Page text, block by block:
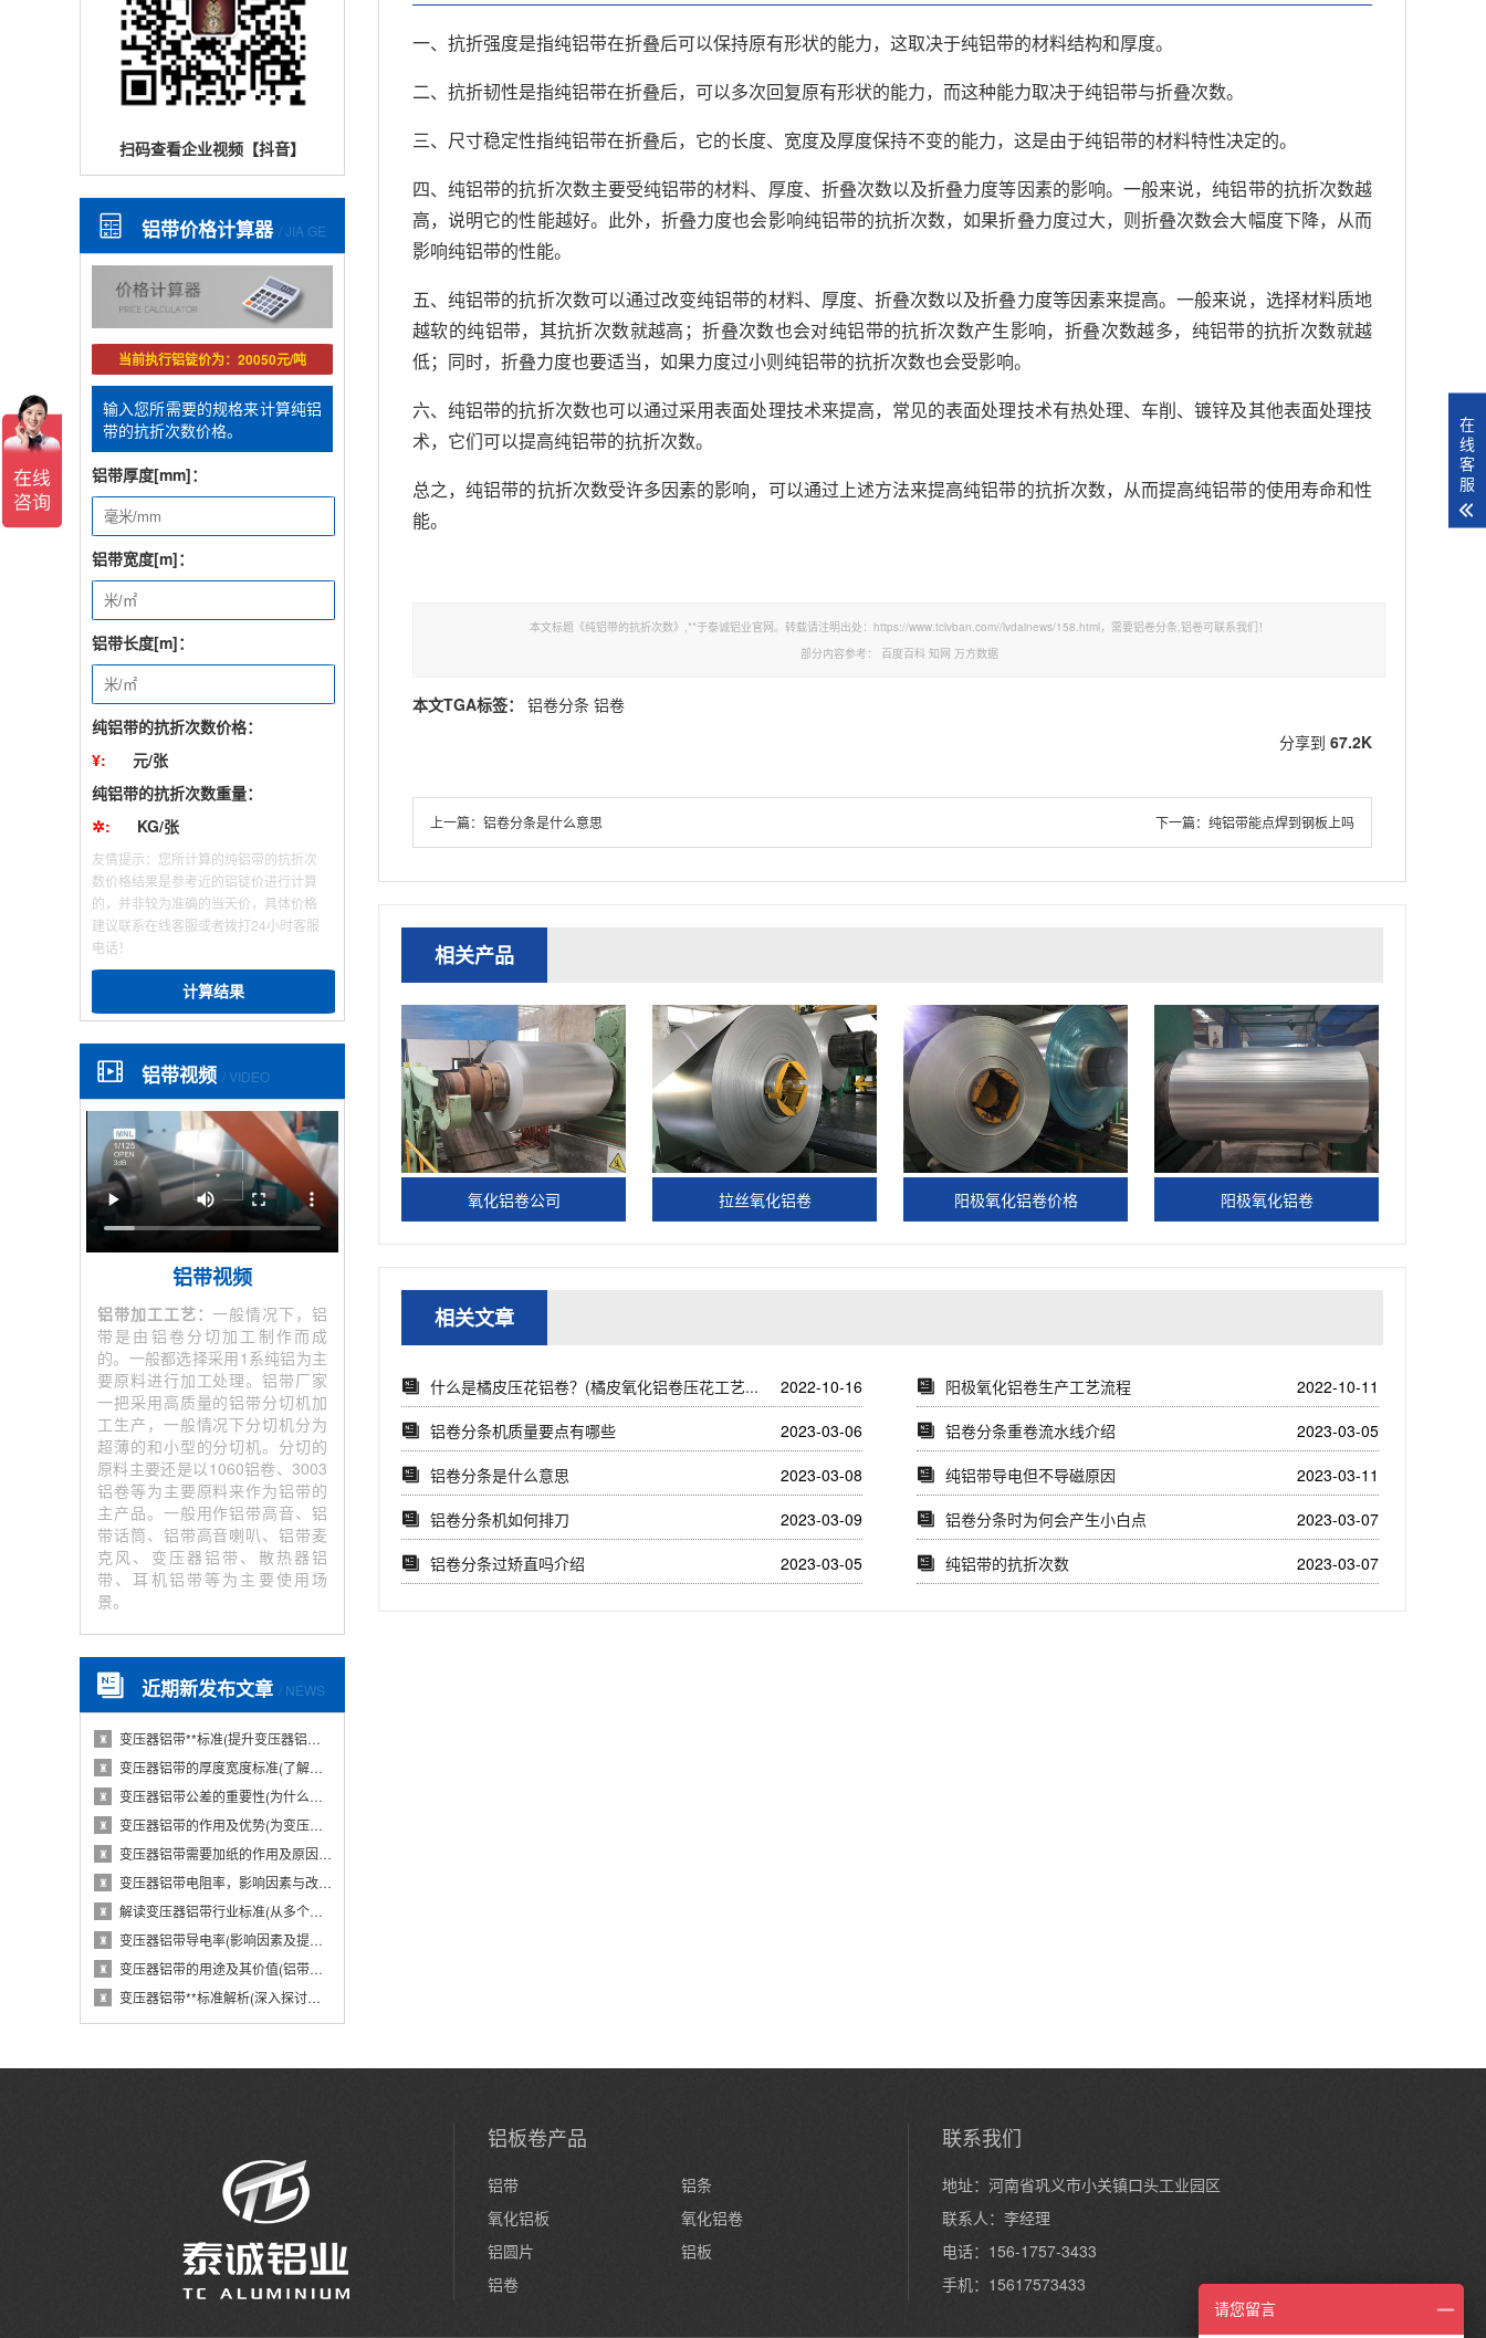
扫码查看企业视频【抖音】
铝带价格计算器 / JIA GE
当前执行铝锭价为：20050元/吨
输入您所需要的规格来计算纯铝
带的抗折次数价格。
铝带厚度[mm]：
铝带宽度[m]：
铝带长度[m]：
纯铝带的抗折次数价格：
¥:
元/张
纯铝带的抗折次数重量：
✲:
KG/张
友情提示：您所计算的纯铝带的抗折次
数价格结果是参考近的铝锭价进行计算
的，并非较为准确的当天价，具体价格
建议联系在线客服或者拨打24小时客服
电话！
计算结果
铝带视频 / VIDEO
铝带视频
铝带加工工艺：一般情况下，铝
带是由铝卷分切加工制作而成
的。一般都选择采用1系纯铝为主
要原料进行加工处理。铝带厂家
一把采用高质量的铝带分切机加
工生产，一般情况下分切机分为
超薄的和小型的分切机。分切的
原料主要还是以1060铝卷、3003
铝卷等为主要原料来作为铝带的
主产品。一般用作铝带高音、铝
带话筒、铝带高音喇叭、铝带麦
克风、变压器铝带、散热器铝
带、耳机铝带等为主要使用场
景。
近期新发布文章 / NEWS
♜ 变压器铝带**标准(提升变压器铝带质量的国···
♜ 变压器铝带的厚度宽度标准(了解变压器铝带的···
♜ 变压器铝带公差的重要性(为什么变压器铝带公···
♜ 变压器铝带的作用及优势(为变压器提供导电性···
♜ 变压器铝带需要加纸的作用及原因(从电气性能···
♜ 变压器铝带电阻率，影响因素与改进措施(分析···
♜ 解读变压器铝带行业标准(从多个维度探究变压···
♜ 变压器铝带导电率(影响因素及提高方法)
♜ 变压器铝带的用途及其价值(铝带在变压器中的···
♜ 变压器铝带**标准解析(深入探讨变压器铝带···
一、抗折强度是指纯铝带在折叠后可以保持原有形状的能力，这取决于纯铝带的材料结构和厚度。
二、抗折韧性是指纯铝带在折叠后，可以多次回复原有形状的能力，而这种能力取决于纯铝带与折叠次数。
三、尺寸稳定性指纯铝带在折叠后，它的长度、宽度及厚度保持不变的能力，这是由于纯铝带的材料特性决定的。
四、纯铝带的抗折次数主要受纯铝带的材料、厚度、折叠次数以及折叠力度等因素的影响。一般来说，纯铝带的抗折次数越
高，说明它的性能越好。此外，折叠力度也会影响纯铝带的抗折次数，如果折叠力度过大，则折叠次数会大幅度下降，从而
影响纯铝带的性能。
五、纯铝带的抗折次数可以通过改变纯铝带的材料、厚度、折叠次数以及折叠力度等因素来提高。一般来说，选择材料质地
越软的纯铝带，其抗折次数就越高；折叠次数也会对纯铝带的抗折次数产生影响，折叠次数越多，纯铝带的抗折次数就越
低；同时，折叠力度也要适当，如果力度过小则纯铝带的抗折次数也会受影响。
六、纯铝带的抗折次数也可以通过采用表面处理技术来提高，常见的表面处理技术有热处理、车削、镀锌及其他表面处理技
术，它们可以提高纯铝带的抗折次数。
总之，纯铝带的抗折次数受许多因素的影响，可以通过上述方法来提高纯铝带的抗折次数，从而提高纯铝带的使用寿命和性
能。
本文标题《纯铝带的抗折次数》,**于泰诚铝业官网。转载请注明出处：https://www.tclvban.com//lvdainews/158.html，需要铝卷分条,铝卷可联系我们！
部分内容参考：
百度百科 知网 万方数据
本文TGA标签： 铝卷分条 铝卷
分享到 67.2K
上一篇： 铝卷分条是什么意思 下一篇： 纯铝带能点焊到钢板上吗
相关产品
氧化铝卷公司 拉丝氧化铝卷 阳极氧化铝卷价格 阳极氧化铝卷
相关文章
什么是橘皮压花铝卷？(橘皮氧化铝卷压花工艺... 2022-10-16 阳极氧化铝卷生产工艺流程
2022-10-11
铝卷分条机质量要点有哪些
2023-03-06 铝卷分条重卷流水线介绍
2023-03-05
铝卷分条是什么意思
2023-03-08 纯铝带导电但不导磁原因
2023-03-11
铝卷分条机如何排刀
2023-03-09 铝卷分条时为何会产生小白点
2023-03-07
铝卷分条过矫直吗介绍
2023-03-05 纯铝带的抗折次数 2023-03-07
铝板卷产品
铝带
铝条
氧化铝板
氧化铝卷
铝圆片
铝板
铝卷
联系我们
地址：河南省巩义市小关镇口头工业园区
联系人：李经理
电话：156-1757-3433
手机：15617573433
在
线
客
服
请您留言